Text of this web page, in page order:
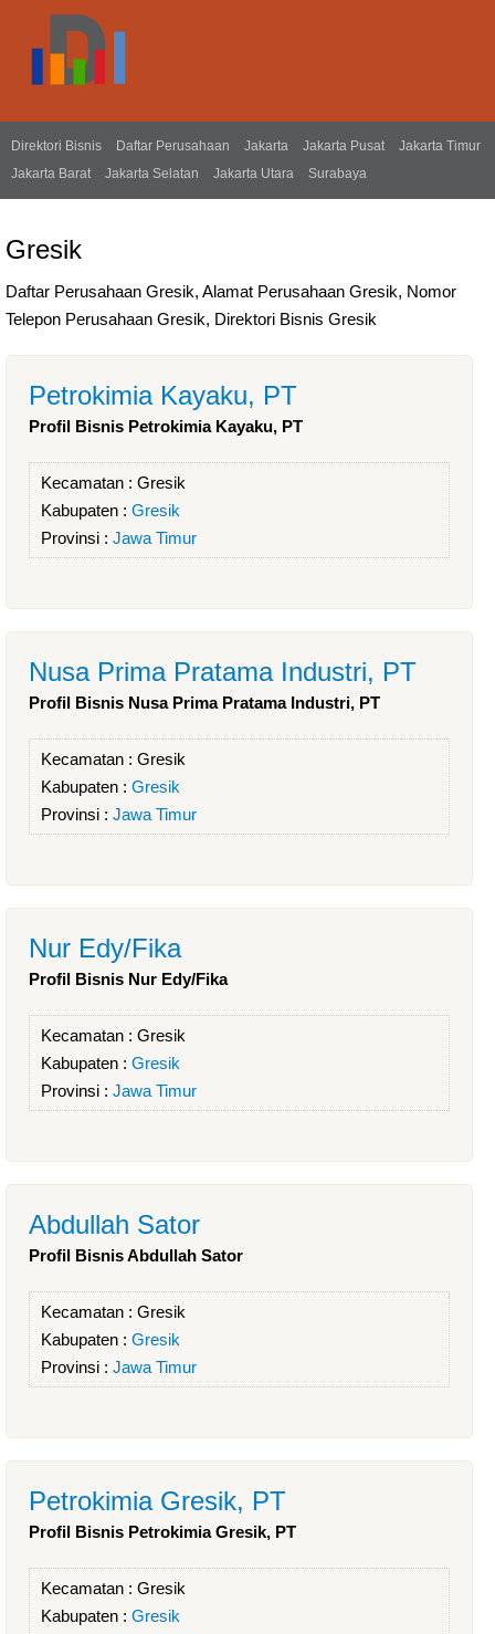
Direktori Bisnis Daftar Perusahaan Jakarta Jakarta Pusat
Jakarta Timur
Jakarta Barat
Jakarta Selatan Jakarta Utara Surabaya
Gresik
Daftar Perusahaan Gresik, Alamat Perusahaan Gresik, Nomor
Telepon Perusahaan Gresik, Direktori Bisnis Gresik
Petrokimia Kayaku, PT
Profil Bisnis Petrokimia Kayaku, PT
Kecamatan : Gresik
Kabupaten : Gresik
Provinsi : Jawa Timur
Nusa Prima Pratama Industri, PT
Profil Bisnis Nusa Prima Pratama Industri, PT
Kecamatan : Gresik
Kabupaten : Gresik
Provinsi : Jawa Timur
Nur Edy/Fika
Profil Bisnis Nur Edy/Fika
Kecamatan : Gresik
Kabupaten : Gresik
Provinsi : Jawa Timur
Abdullah Sator
Profil Bisnis Abdullah Sator
Kecamatan : Gresik
Kabupaten : Gresik
Provinsi : Jawa Timur
Petrokimia Gresik, PT
Profil Bisnis Petrokimia Gresik, PT
Kecamatan : Gresik
Kabupaten : Gresik